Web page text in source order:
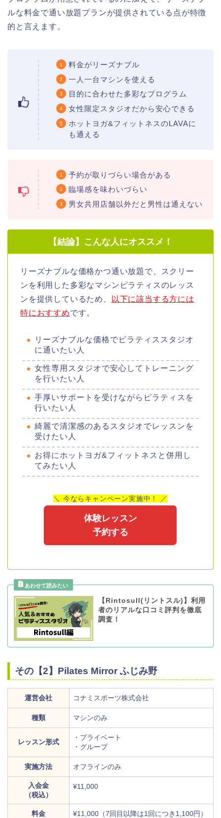
ルな料金で通い放題プランが提供されている点が特徴
的と言えます。
料金がリーズナブル
一人一台マシンを使える
目的に合わせた多彩なプログラム
女性限定スタジオだから安心できる
ホットヨガ&フィットネスのLAVAに
も通える
予約が取りづらい場合がある
臨場感を味わいづらい
男女共用店舗以外だと男性は通えない
【結論】こんな人にオススメ！
リーズナブルな価格かつ通い放題で、スクリー
ンを利用した多彩なマシンピラティスのレッス
ンを提供しているため、
以下に該当する方には
特におすすめです。
リーズナブルな価格でピラティススタジオ
に通いたい人
女性専用スタジオで安心してトレーニング
を行いたい人
手厚いサポートを受けながらピラティスを
行いたい人
綺麗で清潔感のあるスタジオでレッスンを
受けたい人
お得にホットヨガ&フィットネスと併用し
てみたい人
＼ 今ならキャンペーン実施中！ ／
体験レッスン
予約する
【Rintosull(リントスル)】利用
者のリアルな口コミ評判を徹底
調査！
その【2】Pilates Mirror ふじみ野
運営会社 コナミスポーツ株式会社
種類 マシンのみ
レッスン形式
・プライベート
・グループ
実施方法 オフラインのみ
入会金
（税込）
¥11,000
料金
¥11,000（7回目以降は1回につき1,100円）